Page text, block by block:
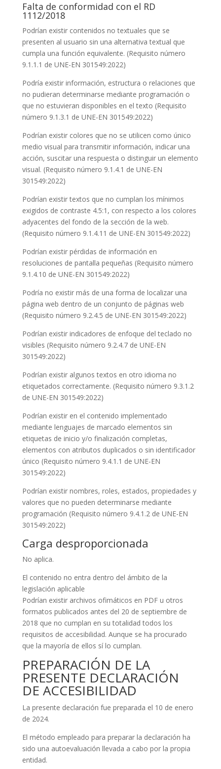
Falta de conformidad con el RD
1112/2018
Podrían existir contenidos no textuales que se
presenten al usuario sin una alternativa textual que
cumpla una función equivalente. (Requisito número
9.1.1.1 de UNE-EN 301549:2022)
Podría existir información, estructura o relaciones que
no pudieran determinarse mediante programación o
que no estuvieran disponibles en el texto (Requisito
número 9.1.3.1 de UNE-EN 301549:2022)
Podrían existir colores que no se utilicen como único
medio visual para transmitir información, indicar una
acción, suscitar una respuesta o distinguir un elemento
visual. (Requisito número 9.1.4.1 de UNE-EN
301549:2022)
Podrían existir textos que no cumplan los mínimos
exigidos de contraste 4.5:1, con respecto a los colores
adyacentes del fondo de la sección de la web.
(Requisito número 9.1.4.11 de UNE-EN 301549:2022)
Podrían existir pérdidas de información en
resoluciones de pantalla pequeñas (Requisito número
9.1.4.10 de UNE-EN 301549:2022)
Podría no existir más de una forma de localizar una
página web dentro de un conjunto de páginas web
(Requisito número 9.2.4.5 de UNE-EN 301549:2022)
Podrían existir indicadores de enfoque del teclado no
visibles (Requisito número 9.2.4.7 de UNE-EN
301549:2022)
Podrían existir algunos textos en otro idioma no
etiquetados correctamente. (Requisito número 9.3.1.2
de UNE-EN 301549:2022)
Podrían existir en el contenido implementado
mediante lenguajes de marcado elementos sin
etiquetas de inicio y/o finalización completas,
elementos con atributos duplicados o sin identificador
único (Requisito número 9.4.1.1 de UNE-EN
301549:2022)
Podrían existir nombres, roles, estados, propiedades y
valores que no pueden determinarse mediante
programación (Requisito número 9.4.1.2 de UNE-EN
301549:2022)
Carga desproporcionada
No aplica.
El contenido no entra dentro del ámbito de la
legislación aplicable
Podrían existir archivos ofimáticos en PDF u otros
formatos publicados antes del 20 de septiembre de
2018 que no cumplan en su totalidad todos los
requisitos de accesibilidad. Aunque se ha procurado
que la mayoría de ellos sí lo cumplan.
PREPARACIÓN DE LA
PRESENTE DECLARACIÓN
DE ACCESIBILIDAD
La presente declaración fue preparada el 10 de enero
de 2024.
El método empleado para preparar la declaración ha
sido una autoevaluación llevada a cabo por la propia
entidad.